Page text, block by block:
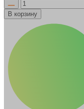
В корзину